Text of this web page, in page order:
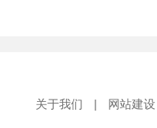
关于我们 | 网站建设